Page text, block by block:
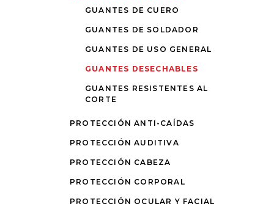
GUANTES DE CUERO
GUANTES DE SOLDADOR
GUANTES DE USO GENERAL
GUANTES DESECHABLES
GUANTES RESISTENTES AL
CORTE
PROTECCIÓN ANTI-CAÍDAS
PROTECCIÓN AUDITIVA
PROTECCIÓN CABEZA
PROTECCIÓN CORPORAL
PROTECCIÓN OCULAR Y FACIAL